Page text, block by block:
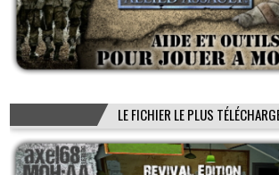
LE FICHIER LE PLUS